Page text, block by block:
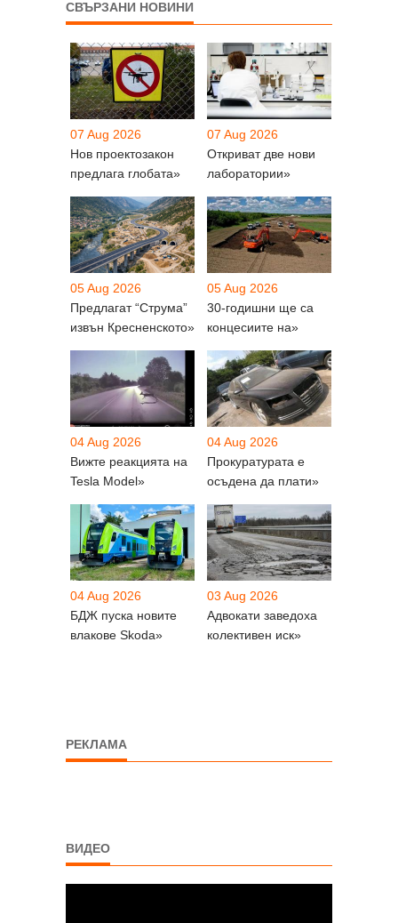
СВЪРЗАНИ НОВИНИ
07 Aug 2026
Нов проектозакон
предлага глобата»
07 Aug 2026
Откриват две нови
лаборатории»
05 Aug 2026
Предлагат “Струма”
извън Кресненското»
05 Aug 2026
30-годишни ще са
концесиите на»
04 Aug 2026
Вижте реакцията на
Tesla Model»
04 Aug 2026
Прокуратурата е
осъдена да плати»
04 Aug 2026
БДЖ пуска новите
влакове Skoda»
03 Aug 2026
Адвокати заведоха
колективен иск»
РЕКЛАМА
ВИДЕО